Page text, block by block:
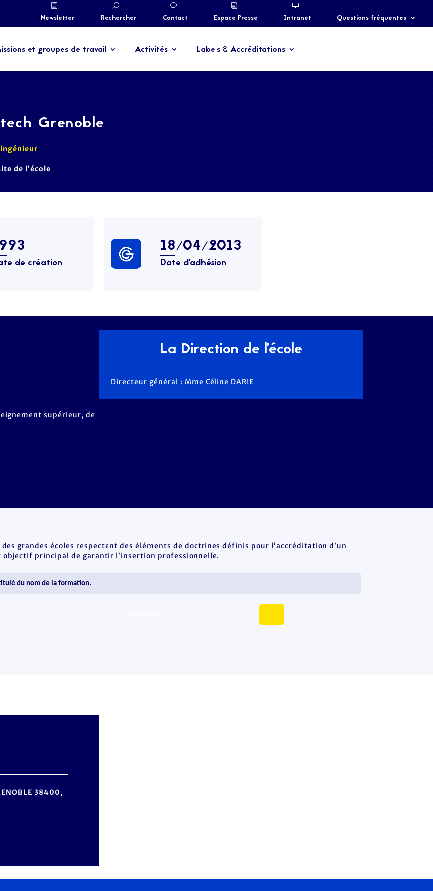
Newsletter Rechercher Contact Espace Presse Intranet Questions fréquentes
et groupes de travail Activités Labels & Accréditations
Grenoble
de l’école
de création
18/04/2013
Date d’adhésion
supérieur, de
La Direction de l'école
Directeur général : Mme Céline DARIE
grandes écoles respectent des éléments de doctrines définis pour l’accréditation d’un
objectif principal de garantir l’insertion professionnelle.
38400,